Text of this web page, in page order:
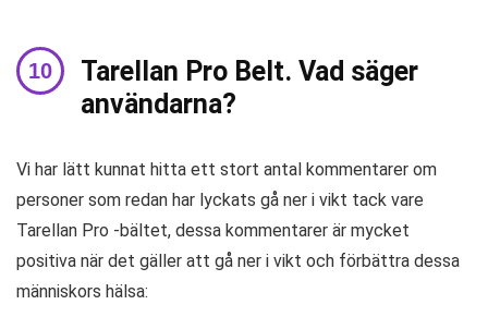
Tarellan Pro Belt. Vad säger
användarna?
Vi har lätt kunnat hitta ett stort antal kommentarer om
personer som redan har lyckats gå ner i vikt tack vare
Tarellan Pro -bältet, dessa kommentarer är mycket
positiva när det gäller att gå ner i vikt och förbättra dessa
människors hälsa: